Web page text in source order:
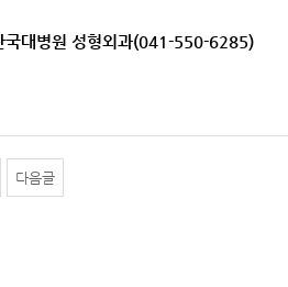
국대병원 성형외과(041-550-6285)
다음글